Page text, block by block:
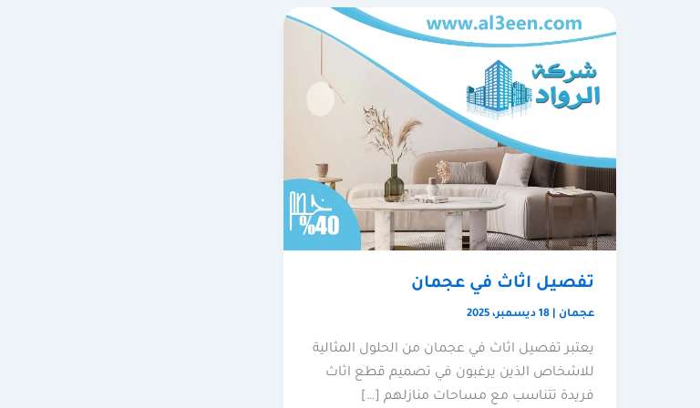
تفصيل اثاث في عجمان
عجمان 18 ديسمبر، 2025
يعتبر تفصيل اثاث في عجمان من الحلول المثالية
للاشخاص الذين يرغبون في تصميم قطع اثاث
فريدة تتناسب مع مساحات منازلهم […]